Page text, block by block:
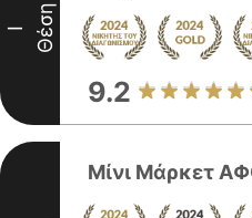
I Θέση
9.2
Μίνι Μάρκετ